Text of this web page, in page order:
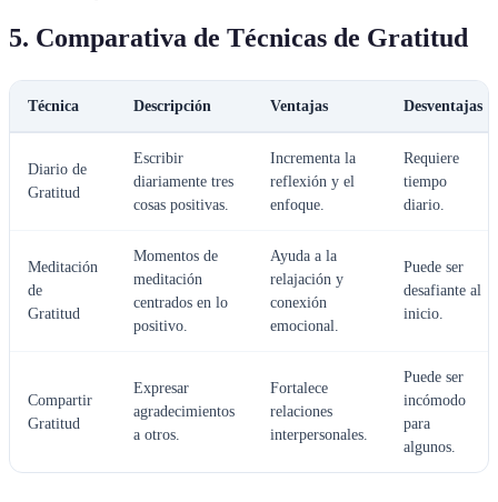
5. Comparativa de Técnicas de Gratitud
Técnica Descripción Ventajas Desventajas
Diario de
Gratitud
Escribir
diariamente tres
cosas positivas.
Incrementa la
reflexión y el
enfoque.
Requiere
tiempo
diario.
Meditación
de
Gratitud
Momentos de
meditación
centrados en lo
positivo.
Ayuda a la
relajación y
conexión
emocional.
Puede ser
desafiante al
inicio.
Compartir
Gratitud
Expresar
agradecimientos
a otros.
Fortalece
relaciones
interpersonales.
Puede ser
incómodo
para
algunos.